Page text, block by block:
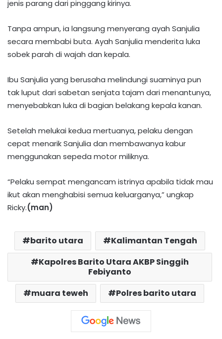
jenis parang dari pinggang kirinya.
Tanpa ampun, ia langsung menyerang ayah Sanjulia
secara membabi buta. Ayah Sanjulia menderita luka
sobek parah di wajah dan kepala.
Ibu Sanjulia yang berusaha melindungi suaminya pun
tak luput dari sabetan senjata tajam dari menantunya,
menyebabkan luka di bagian belakang kepala kanan.
Setelah melukai kedua mertuanya, pelaku dengan
cepat menarik Sanjulia dan membawanya kabur
menggunakan sepeda motor miliknya.
“Pelaku sempat mengancam istrinya apabila tidak mau
ikut akan menghabisi semua keluarganya,” ungkap
Ricky.(man)
barito utara
Kalimantan Tengah
Kapolres Barito Utara AKBP Singgih
Febiyanto
muara teweh
Polres barito utara